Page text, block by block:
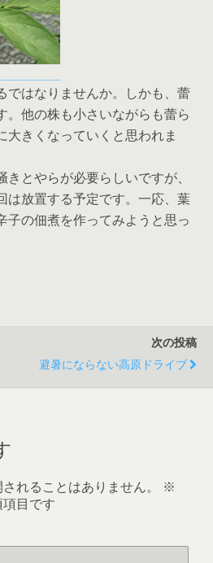
ではなりませんか。しかも、蕾
。他の株も小さいながらも蕾ら
大きくなっていくと思われま
とやらが必要らしいですが、
は放置する予定です。一応、葉
子の佃煮を作ってみようと思っ
次の投稿
避暑にならない高原ドライブ
れることはありません。
※
目です